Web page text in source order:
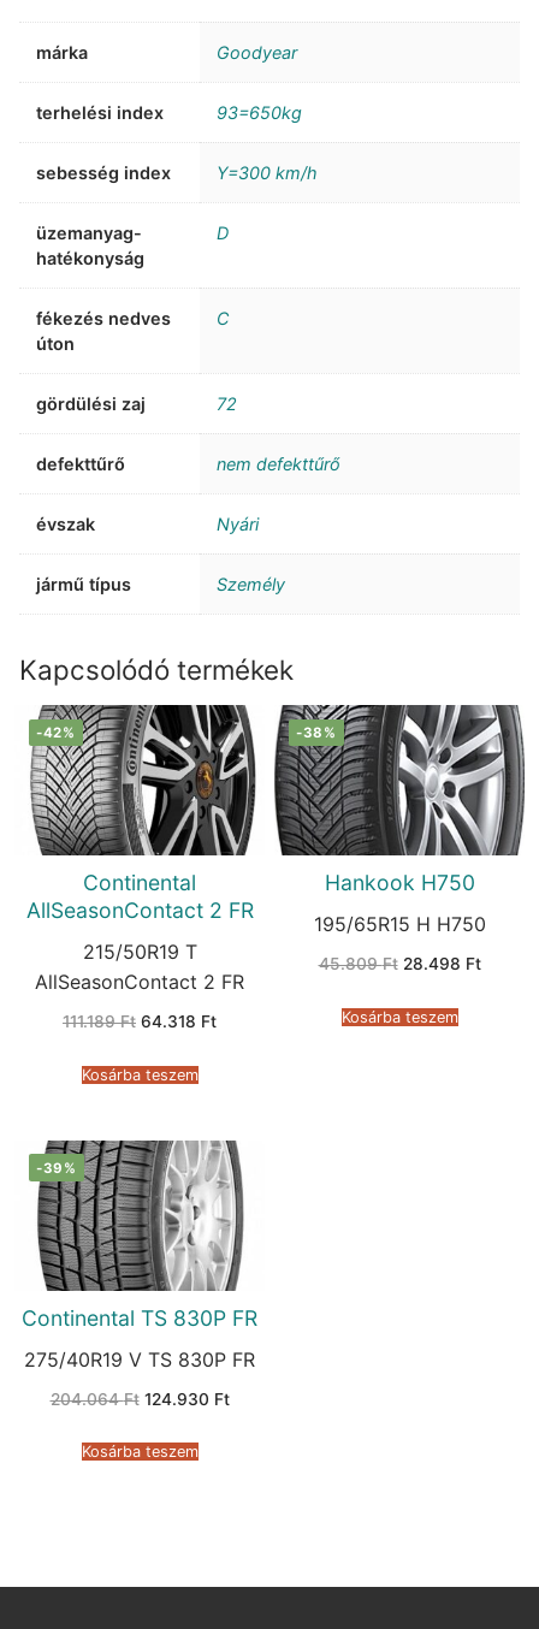
márka Goodyear
terhelési index 93=650kg
sebesség index Y=300 km/h
üzemanyag-
hatékonyság
D
fékezés nedves
úton
C
gördülési zaj 72
defekttűrő nem defekttűrő
évszak Nyári
jármű típus Személy
Kapcsolódó termékek
-42%
Continental
AllSeasonContact 2 FR
215/50R19 T
AllSeasonContact 2 FR
111.189Ft Original
111.189 Ft.
64.318 FtCurrent
Kosárba teszem
-38%
Hankook H750
195/65R15 H H750
45.809Ft Original
45.809 Ft.
28.498 FtCurrent
Kosárba teszem
-39%
Continental TS 830P FR
275/40R19 V TS 830P FR
204.064Ft Original
204.064 Ft.
124.930 FtCurrent
Kosárba teszem